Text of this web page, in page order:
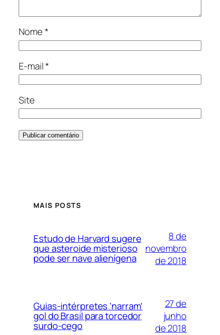
Nome*
E-mail*
Site
MAIS POSTS
Estudo de Harvard sugere
que asteroide misterioso
pode ser nave alienígena
8 de
novembro
de 2018
Guias-intérpretes ‘narram’
gol do Brasil para torcedor
surdo-cego
27 de
junho
de 2018